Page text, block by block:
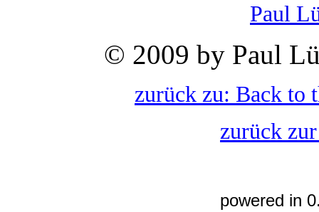
Paul
© 2009 by Paul
zurück zu: Back to
zurück
powered in